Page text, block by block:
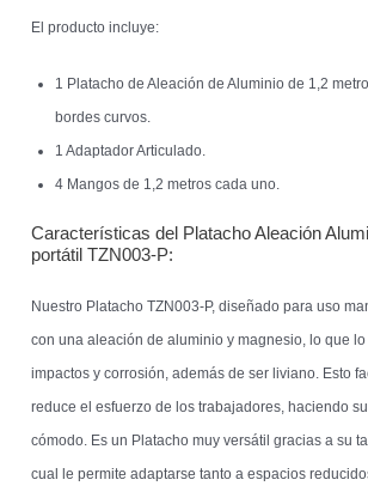
El producto incluye:
1 Platacho de Aleación de Aluminio de 1,2
bordes curvos.
1 Adaptador Articulado.
4 Mangos de 1,2 metros cada uno.
Características del Platacho Aleación
portátil TZN003-P:
Nuestro Platacho TZN003-P, diseñado para uso
con una aleación de aluminio y magnesio, lo que
impactos y corrosión, además de ser liviano. Esto
reduce el esfuerzo de los trabajadores, haciendo
cómodo. Es un Platacho muy versátil gracias a su
cual le permite adaptarse tanto a espacios